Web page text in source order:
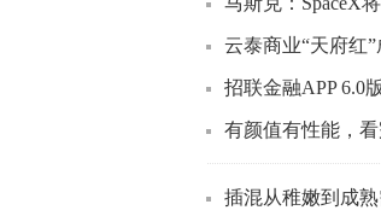
云泰商业“天府红
招联金融APP 6.0
有颜值有性能，
插混从稚嫩到成